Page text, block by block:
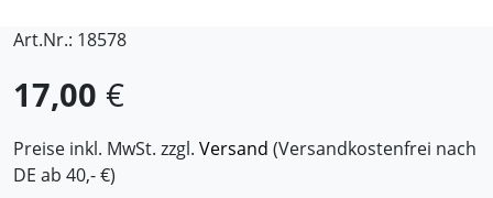
Art.Nr.: 18578
17,00 €
Preise inkl. MwSt. zzgl. Versand (Versandkostenfrei nach
DE ab 40,- €)